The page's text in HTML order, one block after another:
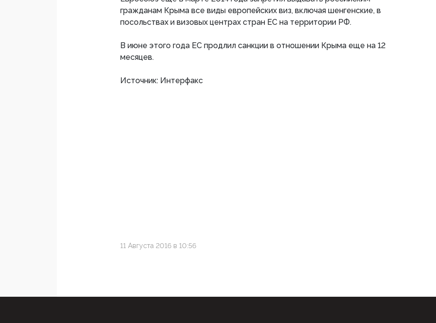
гражданам Крыма все виды европейских виз, включая шенгенские, в
посольствах и визовых центрах стран ЕС на территории РФ.
В июне этого года ЕС продлил санкции в отношении Крыма еще на 12
месяцев.
Источник: Интерфакс
11 Августа 2016 в 10:56